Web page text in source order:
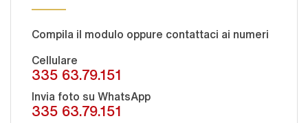
Compila il modulo oppure contattaci ai numeri
Cellulare
335 63.79.151
Invia foto su WhatsApp
335 63.79.151